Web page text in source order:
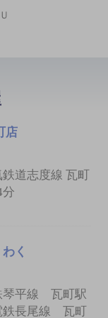
店
道志度線 瓦町
分
く
琴平線 瓦町駅
鉄長尾線 瓦町